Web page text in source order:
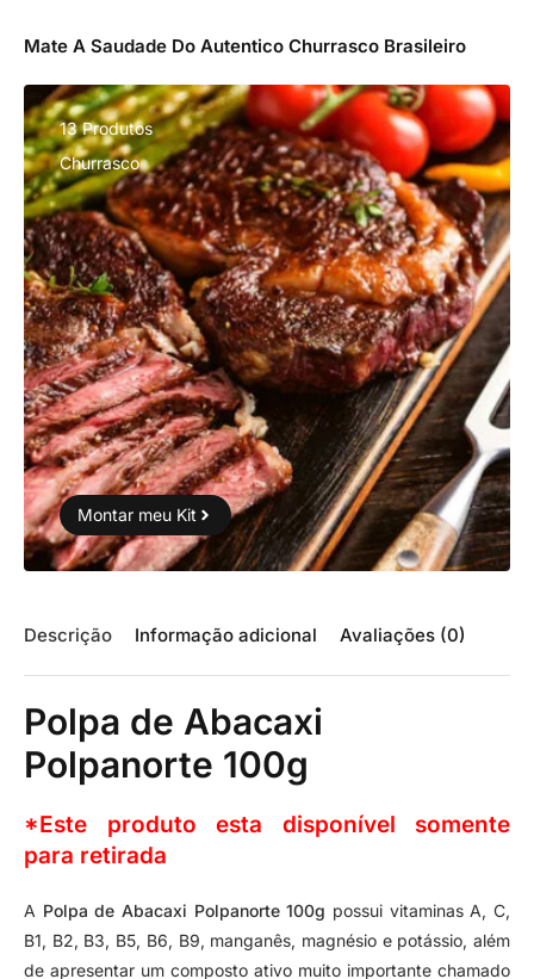
Mate A Saudade Do Autentico Churrasco Brasileiro
13 Produtos
Churrasco
Montar meu Kit
Descrição Informação adicional Avaliações (0)
Polpa de Abacaxi
Polpanorte 100g
*Este produto esta disponível somente
para retirada
A Polpa de Abacaxi Polpanorte 100g possui vitaminas A, C,
B1, B2, B3, B5, B6, B9, manganês, magnésio e potássio, além
de apresentar um composto ativo muito importante chamado